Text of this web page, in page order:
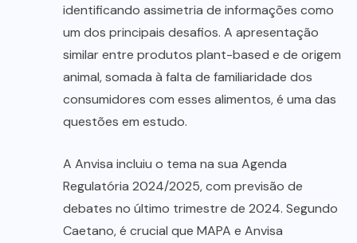
identificando assimetria de informações como
um dos principais desafios. A apresentação
similar entre produtos plant-based e de origem
animal, somada à falta de familiaridade dos
consumidores com esses alimentos, é uma das
questões em estudo.
A Anvisa incluiu o tema na sua Agenda
Regulatória 2024/2025, com previsão de
debates no último trimestre de 2024. Segundo
Caetano, é crucial que MAPA e Anvisa